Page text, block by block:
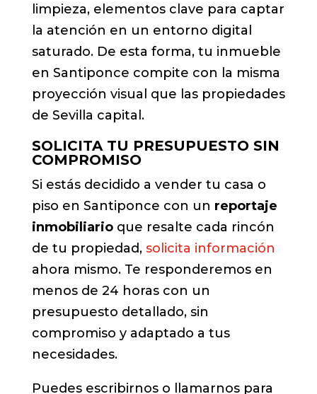
limpieza, elementos clave para captar
la atención en un entorno digital
saturado. De esta forma, tu inmueble
en Santiponce compite con la misma
proyección visual que las propiedades
de Sevilla capital.
SOLICITA TU PRESUPUESTO SIN
COMPROMISO
Si estás decidido a vender tu casa o
piso en Santiponce con un reportaje
inmobiliarioque resalte cada rincón
de tu propiedad, solicita información
ahora mismo. Te responderemos en
menos de 24 horas con un
presupuesto detallado, sin
compromiso y adaptado a tus
necesidades.
Puedes escribirnos o llamarnos para